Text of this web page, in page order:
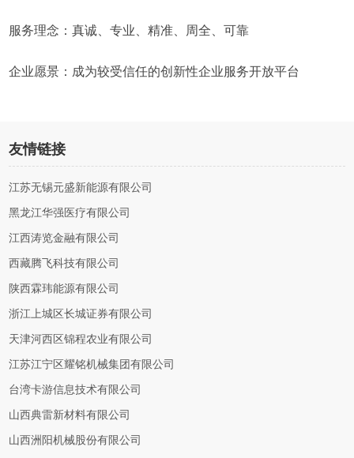
服务理念：真诚、专业、精准、周全、可靠
企业愿景：成为较受信任的创新性企业服务开放平台
友情链接
江苏无锡元盛新能源有限公司
黑龙江华强医疗有限公司
江西涛览金融有限公司
西藏腾飞科技有限公司
陕西霖玮能源有限公司
浙江上城区长城证券有限公司
天津河西区锦程农业有限公司
江苏江宁区耀铭机械集团有限公司
台湾卡游信息技术有限公司
山西典雷新材料有限公司
山西洲阳机械股份有限公司